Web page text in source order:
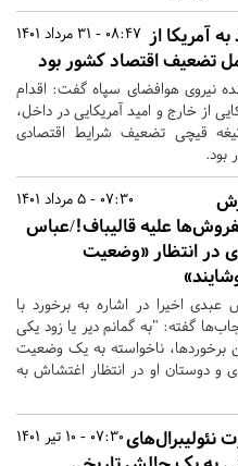
08:47 - 31 مرداد 1401 به آمریکا از
تضعیف اقتصاد کشور بود
نیروی هوافضای سپاه گفت: اقدام
از خارج و امید آمریکایی در داخل،
قیچی تضعیف شرایط اقتصادی
بود.
07:30 - 5 مرداد 1401
علیه قالیباف!/عباس
در انتظار «وضعیت
عبدی اخیرا در اشاره به برخورد با
گفته: "به گمانم دیر یا زود یکی
برخوردها، ناخواسته به یک وضعیت
و دوستان او در انتظار اغتشاش به
07:30 - 10 تیر 1401نئولیبرال‌های